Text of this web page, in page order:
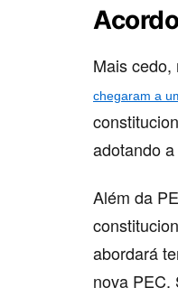
Mais
chegaram a
adotando
Além da
abordará
nova PEC.